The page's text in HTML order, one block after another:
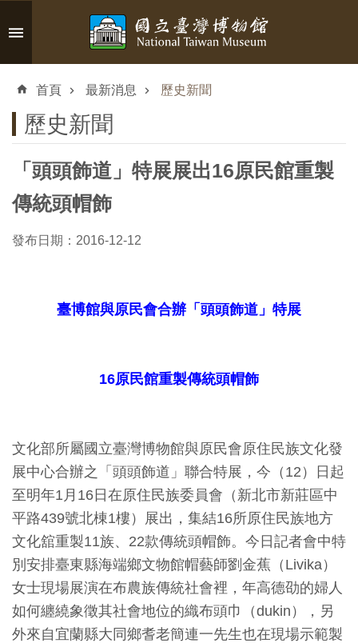
跳到主要內容區塊
搜
認
識
臺
覽
資
訊
教
育
活
動
首頁 最新消息 歷史新聞
歷史新聞
「頭頭飾道」特展展出16原民館重製
傳統頭帽飾
發布日期：2016-12-12
臺博館與原民會合辦「頭頭飾道」特展
16原民館重製傳統頭帽飾
文化部所屬國立臺灣博物館與原民會原住民族文化發
展中心合辦之「頭頭飾道」聯合特展，今（12）日起
至明年1月16日在原住民族委員會（新北市新莊區中
平路439號北棟1樓）展出，集結16所原住民族地方
文化舘重製11族、22款傳統頭帽飾。今日記者會中特
別安排臺東縣海端鄉文物館帽藝師劉金蕉（Livika）
女士現場展演在布農族傳統社會裡，年高德劭的婦人
如何纏繞象徵其社會地位的織布頭巾（dukin），另
外來自宜蘭縣大同鄉耆老簡連一先生也在現場示範製